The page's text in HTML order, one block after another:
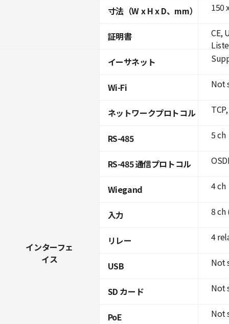
寸法（W x H x D、mm）
証明書
インターフェ
イス
イーサネット
Wi-Fi
ネットワークプロトコル
RS-485
RS-485 通信プロトコル
Wiegand
入力
リレー
USB
SD カード
PoE
150
CE,
Not
5 ch
4 ch
8 ch
4
Not
Not
Not